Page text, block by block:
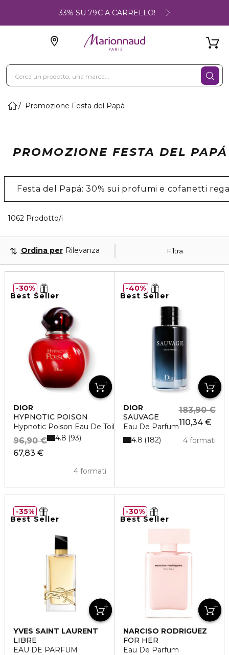
-33% SU 79€ A CARRELLO!
Promozione Festa del Papá
PROMOZIONE FESTA DEL PAPÁ
Festa del Papá: 30% sui profumi e cofanetti
1062 Prodotto/i
Filtra
Ordina per Rilevanza
Best Seller
DIOR
HYPNOTIC POISON
Hypnotic Poison Eau De Toilette
67,83 €
96,90 €
4 formati
4.8 93
30%
Best Seller
DIOR
SAUVAGE
Eau De Parfum110,34 €
183,90 €
4 formati
4.8 182
40%
Best Seller
YVES SAINT LAURENT
LIBRE
EAU DE PARFUM
35%
Best Seller
NARCISO RODRIGUEZ
FOR HER
Eau De Parfum
30%